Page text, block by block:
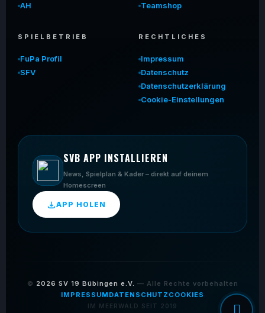
AH
Teamshop
SPIELBETRIEB
FuPa Profil
SFV
RECHTLICHES
Impressum
Datenschutz
Datenschutzerklärung
Cookie-Einstellungen
SVB APP INSTALLIEREN
News, Spielplan & Kader – direkt auf deinem
Homescreen
APP HOLEN
© 2026 SV 19 Bübingen e.V. — Alle Rechte vorbehalten
IMPRESSUM DATENSCHUTZ COOKIES
IM MEERWALD SEIT 2019